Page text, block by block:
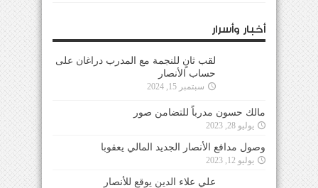
أخبار وأسرار
لقب ثانٍ للنجمة مع المدرب دراغان على
حساب الأنصار
سبتمبر 15, 2024
مالك حسون مدرباً للتضامن صور
يوليو 28, 2023
وصول مدافع الأنصار الجديد المالي يعقوبا
يوليو 12, 2023
علي علاء الدين يوقع للأنصار